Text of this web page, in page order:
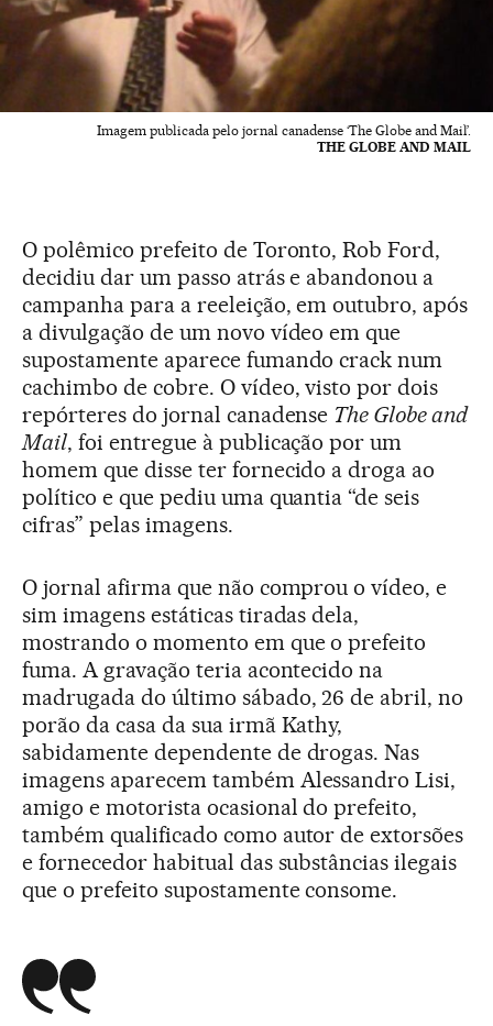
Imagem publicada pelo jornal canadense ‘The Globe and Mail’.
THE GLOBE AND MAIL
O polêmico prefeito de Toronto, Rob Ford,
decidiu dar um passo atrás e abandonou a
campanha para a reeleição, em outubro, após
a divulgação de um novo vídeo em que
supostamente aparece fumando crack num
cachimbo de cobre. O vídeo, visto por dois
repórteres do jornal canadense The Globe and
Mail, foi entregue à publicação por um
homem que disse ter fornecido a droga ao
político e que pediu uma quantia “de seis
cifras” pelas imagens.
O jornal afirma que não comprou o vídeo, e
sim imagens estáticas tiradas dela,
mostrando o momento em que o prefeito
fuma. A gravação teria acontecido na
madrugada do último sábado, 26 de abril, no
porão da casa da sua irmã Kathy,
sabidamente dependente de drogas. Nas
imagens aparecem também Alessandro Lisi,
amigo e motorista ocasional do prefeito,
também qualificado como autor de extorsões
e fornecedor habitual das substâncias ilegais
que o prefeito supostamente consome.